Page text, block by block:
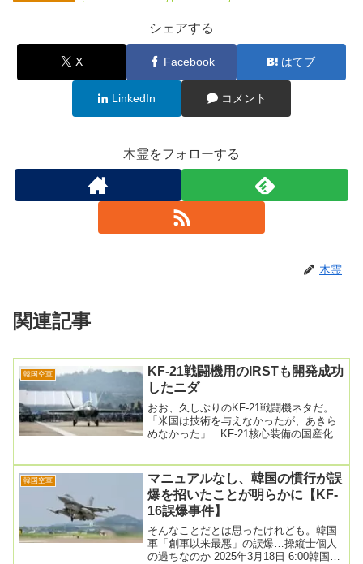
シェアする
X Facebook はてブ
LinkedIn コメント
木霊をフォローする
木霊
関連記事
韓国空軍
KF-21戦闘機用のIRSTも開発成功
したニダ
おお、久しぶりのKF-21戦闘機ネタだ。
「米国は技術を与えなかったが、あきら
めなかった」...KF-21核心装備の国産化七
韓国空軍
マニュアルなし、韓国の慣行が誤
爆を招いたことが明らかに【KF-
16誤爆事件】
そんなことだとは思ったけれども。韓国
軍「創軍以来最悪」の誤爆…操縦士個人
の過ちなのか 2025年3月18日 6:00韓国空